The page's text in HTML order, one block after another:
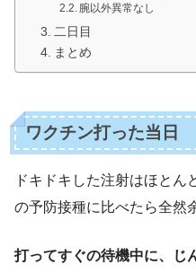
腕以外異常なし
二日目
まとめ
ワクチン打った当日
ドキドキした注射はほとん
の予防接種に比べたら全然
打ってすぐの待機中に、じ